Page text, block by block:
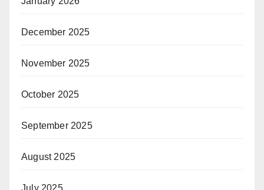
December 2025
November 2025
October 2025
September 2025
August 2025
July 2025